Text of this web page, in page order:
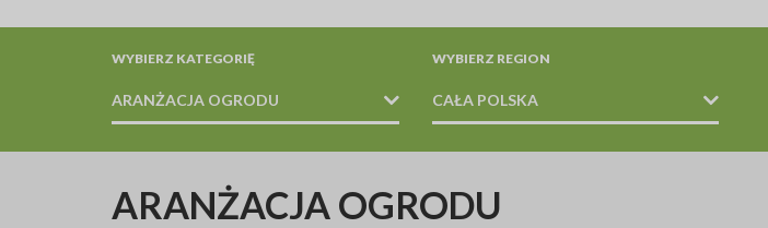
WYBIERZ KATEGORIĘ
ARANŻACJA OGRODU
PROJEKTOWANIE / WYKONANIE / PIELĘGNACJA / USŁUGI OGRODNICZE / WYCINKA
WYBIERZ REGION
CAŁA POLSKA
ARANŻACJA OGRODU